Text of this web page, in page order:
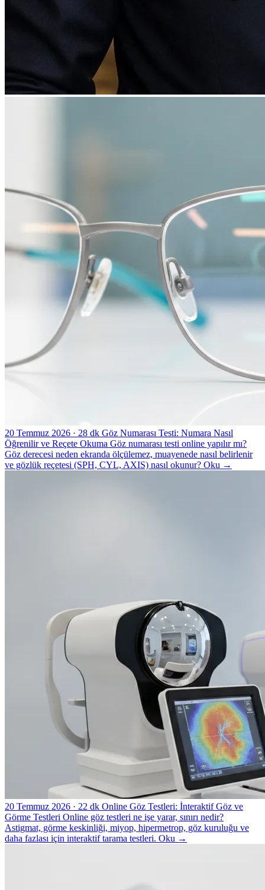
20 Temmuz 2026 · 28 dk Göz Numarası Testi: Numara Nasıl
Öğrenilir ve Reçete Okuma Göz numarası testi online yapılır mı?
Göz derecesi neden ekranda ölçülemez, muayenede nasıl belirlenir
ve gözlük reçetesi (SPH, CYL, AXIS) nasıl okunur? Oku →
20 Temmuz 2026 · 22 dk Online Göz Testleri: İnteraktif Göz ve
Görme Testleri Online göz testleri ne işe yarar, sınırı nedir?
Astigmat, görme keskinliği, miyop, hipermetrop, göz kuruluğu ve
daha fazlası için interaktif tarama testleri. Oku →